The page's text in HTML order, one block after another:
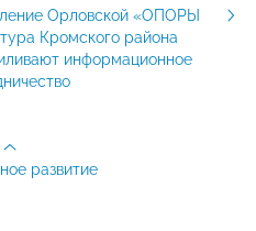
Орловской «ОПОРЫ
Кромского района
информационное
развитие